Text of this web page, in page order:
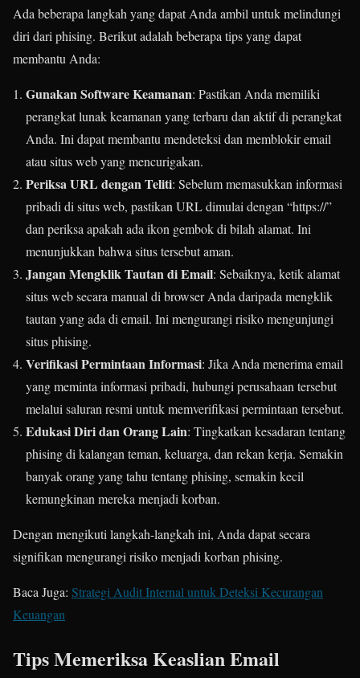
Ada beberapa langkah yang dapat Anda ambil untuk melindungi
diri dari phising. Berikut adalah beberapa tips yang dapat
membantu Anda:
Gunakan Software Keamanan: Pastikan Anda memiliki
perangkat lunak keamanan yang terbaru dan aktif di perangkat
Anda. Ini dapat membantu mendeteksi dan memblokir email
atau situs web yang mencurigakan.
Periksa URL dengan Teliti: Sebelum memasukkan informasi
pribadi di situs web, pastikan URL dimulai dengan “https://”
dan periksa apakah ada ikon gembok di bilah alamat. Ini
menunjukkan bahwa situs tersebut aman.
Jangan Mengklik Tautan di Email: Sebaiknya, ketik alamat
situs web secara manual di browser Anda daripada mengklik
tautan yang ada di email. Ini mengurangi risiko mengunjungi
situs phising.
Verifikasi Permintaan Informasi: Jika Anda menerima email
yang meminta informasi pribadi, hubungi perusahaan tersebut
melalui saluran resmi untuk memverifikasi permintaan tersebut.
Edukasi Diri dan Orang Lain: Tingkatkan kesadaran tentang
phising di kalangan teman, keluarga, dan rekan kerja. Semakin
banyak orang yang tahu tentang phising, semakin kecil
kemungkinan mereka menjadi korban.
Dengan mengikuti langkah-langkah ini, Anda dapat secara
signifikan mengurangi risiko menjadi korban phising.
Baca Juga: Strategi Audit Internal untuk Deteksi Kecurangan
Keuangan
Tips Memeriksa Keaslian Email